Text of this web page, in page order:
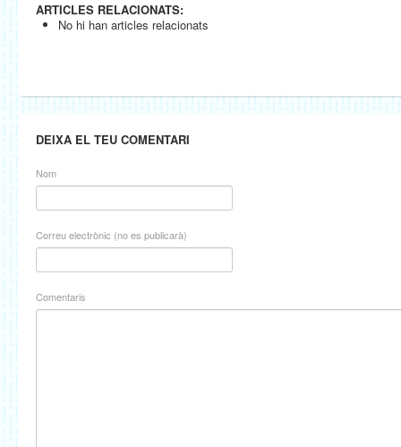
ARTICLES RELACIONATS:
No hi han articles relacionats
DEIXA EL TEU COMENTARI
Nom
Correu electrònic (no es publicarà)
Comentaris